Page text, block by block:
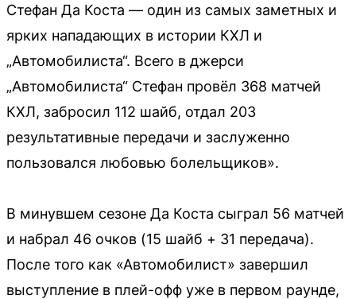
Стефан Да Коста — один из самых заметных и
ярких нападающих в истории КХЛ и
„Автомобилиста“. Всего в джерси
„Автомобилиста“ Стефан провёл 368 матчей
КХЛ, забросил 112 шайб, отдал 203
результативные передачи и заслуженно
пользовался любовью болельщиков».
В минувшем сезоне Да Коста сыграл 56 матчей
и набрал 46 очков (15 шайб + 31 передача).
После того как «Автомобилист» завершил
выступление в плей-офф уже в первом раунде,